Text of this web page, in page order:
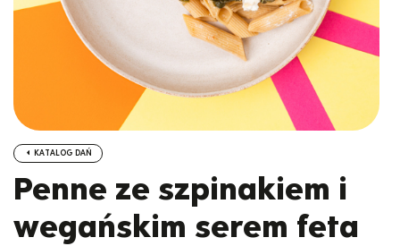
KATALOG DAŃ
Penne ze szpinakiem i
wegańskim serem feta